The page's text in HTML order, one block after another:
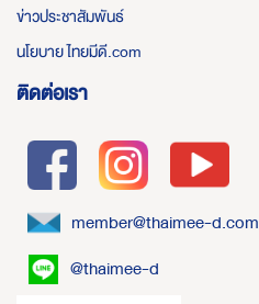
ข่าวประชาสัมพันธ์
นโยบาย ไทยมีดี.com
ติดต่อเรา
member@thaimee-d.com
@thaimee-d